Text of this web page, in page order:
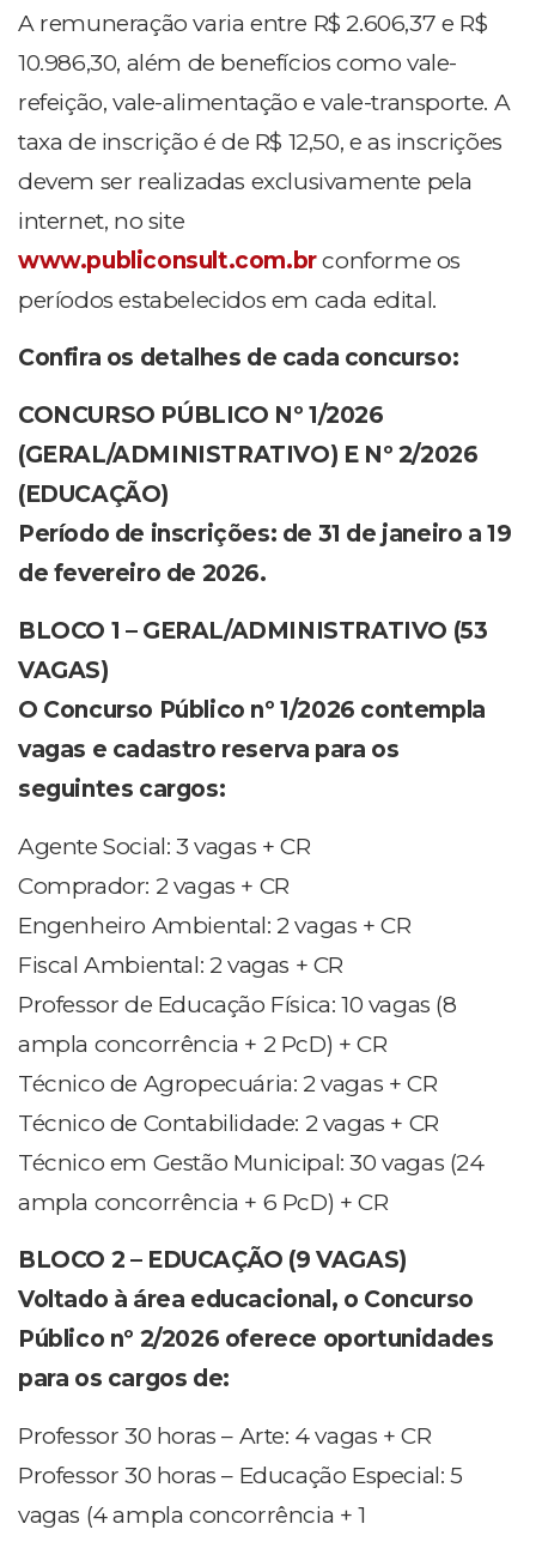
A remuneração varia entre R$ 2.606,37 e R$
10.986,30, além de benefícios como vale-
refeição, vale-alimentação e vale-transporte. A
taxa de inscrição é de R$ 12,50, e as inscrições
devem ser realizadas exclusivamente pela
internet, no site
www.publiconsult.com.brconforme os
períodos estabelecidos em cada edital.
Confira os detalhes de cada concurso:
CONCURSO PÚBLICO Nº 1/2026
(GERAL/ADMINISTRATIVO) E Nº 2/2026
(EDUCAÇÃO)
Período de inscrições: de 31 de janeiro a 19
de fevereiro de 2026.
BLOCO 1 – GERAL/ADMINISTRATIVO (53
VAGAS)
O Concurso Público nº 1/2026 contempla
vagas e cadastro reserva para os
seguintes cargos:
Agente Social: 3 vagas + CR
Comprador: 2 vagas + CR
Engenheiro Ambiental: 2 vagas + CR
Fiscal Ambiental: 2 vagas + CR
Professor de Educação Física: 10 vagas (8
ampla concorrência + 2 PcD) + CR
Técnico de Agropecuária: 2 vagas + CR
Técnico de Contabilidade: 2 vagas + CR
Técnico em Gestão Municipal: 30 vagas (24
ampla concorrência + 6 PcD) + CR
BLOCO 2 – EDUCAÇÃO (9 VAGAS)
Voltado à área educacional, o Concurso
Público nº 2/2026 oferece oportunidades
para os cargos de:
Professor 30 horas – Arte: 4 vagas + CR
Professor 30 horas – Educação Especial: 5
vagas (4 ampla concorrência + 1